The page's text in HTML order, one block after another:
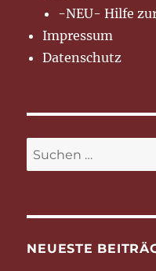
-NEU- Hilfe
Impressum
Datenschutz
Suchen
nach:
NEUESTE